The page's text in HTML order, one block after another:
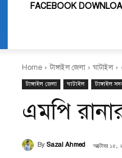
FACEBOOK
Home টাঙ্গাইল জেলা ঘাটাইল
টাঙ্গাইল জেলা ঘাটাইল টাঙ্গাইল
এমপি
By Sazal Ahmed অক্টোবর ১৫,